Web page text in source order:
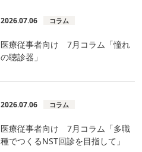
2026.07.06 コラム
医療従事者向け 7月コラム「憧れ
の聴診器」
2026.07.06 コラム
医療従事者向け 7月コラム「多職
種でつくるNST回診を目指して」